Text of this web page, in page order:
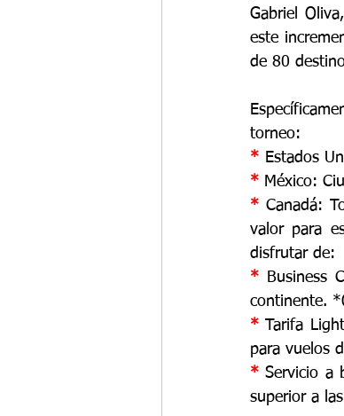
Gabriel
este
de 80
torneo:
*
* México:
* Canadá:
valor para
disfrutar de:
*
Business
continente.
* Tarifa
para vuelos
* Servicio a
superior a